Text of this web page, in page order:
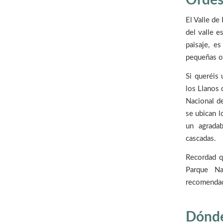
El Valle
del valle
paisaje,
pequeñas
Si queréis
los Llanos
Nacional
se ubican
un
cascadas.
Recordad
Parque